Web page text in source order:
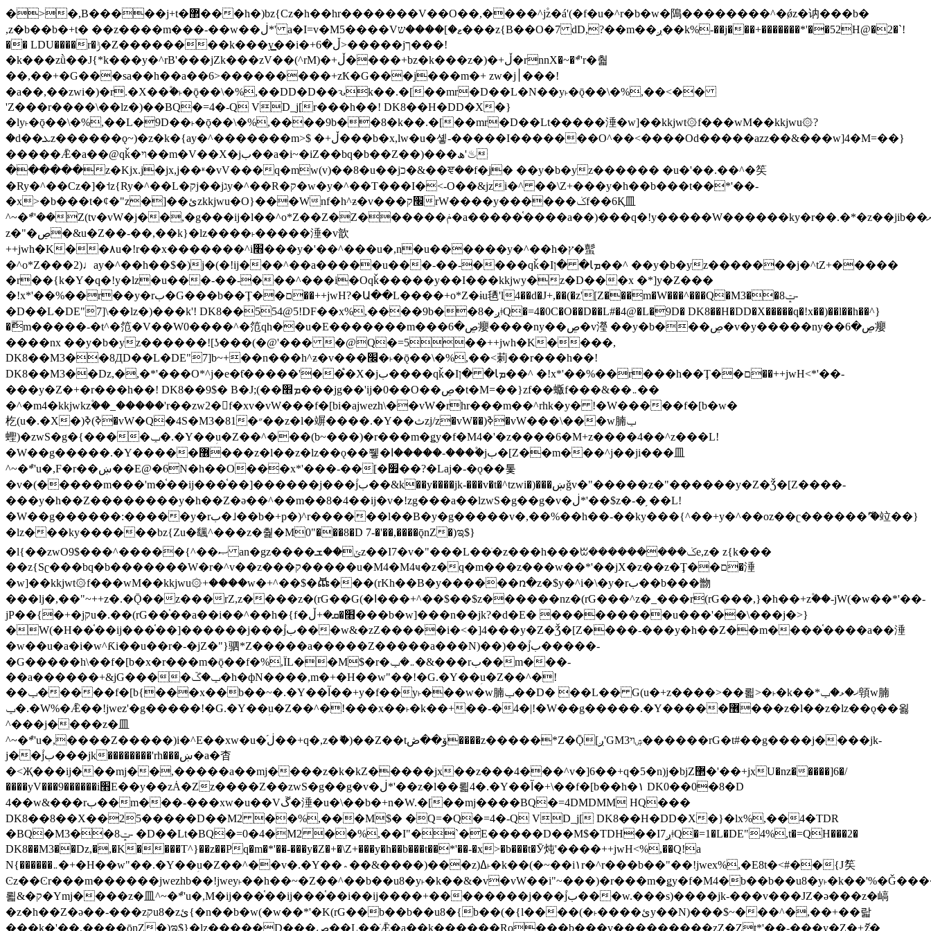
�>�,B�����j+t�޲���h�)bz{Cz�h��hr�������V��O��,����^j۫z�á'(�f�u�^r�b�w�隝��������^�ǿz�讷���b�
,z�b��b�+t� ��z����m���-��w��ڶ*' a�I=v�M5����Vޱ�]����ש���z{B��O�7 dD,?��m��ږ��k%-��j���+�������*'��52H@�2�`!
�� LDU����r�ݱ�Z��������k���y͇��i�+ڵ�6>�����jך���!
�k���zǜ��J{*k���y�^rB'���jZk���zV��(^rM)�+ڵ����+bz�k���z�)�+ڵ�rnnX�~�ܶ*'r�춻
��,��+�G���sa��h��a��6>���������+zҞ�G���j���m�+ zw�j׀���!
�a��,��zwi�)�r.�X��۫�˫�ǭ��\�%,��DD�D��ԅk��.�[��mr�D��L�N��y˫�ǭ��\�%,��<��
'Z���r����\��lz�)��BQ�=4�-Q VD_j[r���h��! DK8��H�DD�X�}
�ly˫�ǭ��\�%,��L�9D��˫�ǭ��\�%,����9b��8�k��.�[��mr�D��Lt�����涶�w]��kkjwt۞f���wM��kkjwu۞?
�d��ܥz������ǫ~)�z�k�{ay�^�������m>$ �+ڵ���b�x,lw�u�솋-�����I�������O^��<����Od�����azz��&���w]4�M=��}
�����Ǣ�a��@qǩ�ױ��m�V��X�jب��a�i~�iZ��bq�b��Z��)���ھ'♨
������z�Kjx.j�jx,j��ʶ�vV���q�mw(v)��8�u��jכ�&��ਞ��f�j� ��y�b�yz������ �u�'��.��^�笶
�Ry�^��Cz�]�˦z{Ry�^��L�קj��jגy�^��R�ק�w�y�^��T���I�<-O��&jzi�^ ��\Z+���y�h��b���t��*'��-
�x>�b���t�¢�"z�]��ئzkkjwu�O}���Wnf�h^ƶ�v���׬קrW����y������ݢf��6Қ⽫
^~�ܶ*'��Z(tv�vW�j��,�g���ij�l��^o*Z��Z�Z������ݥ�a�����֫����a��)���q�!y�����W������ky�r��.�*�z��jib��ނ+-
z�"�ڝ�&u�Z��-��,��k}�lz����˫�����涶�v歆
++jwh�K��٨u�!r��x�������^i׫���y�'��^���u�,n�u������y�^��h�ץ�蟚
�^o*Z���2)♩ay�^��h��$�)j�(�!ij���^��a�����u���-��-����qǩ�Iܡا� �ן��^ ��y�b�yz�������j�^tZ+�����
�r��{k�Y�q�!y�lz�u���-��-���^���i�Oqǩ�����y��I���kkjwy�z�D���x �*]y�Z���
�!x*'��%��r��y�rب�G���b��Ţ��ם��++jwH?�Ա��L����+o*Z�ɨu毢'l4��d�J+,��(�z'[Z���m�W���^���Q�M3��8ݓ-
�D��L�DE"7]\��lz�)���k'! DK8��554@5!DF��x%,����9b��8�ږǂQ�=4�0C�O��D��L#�4@�L�9D� DK8��H�DD�X�����q�!x��)��l��h��^}
�ޮm�����-�t^�笵�V��W0����^�笵qh��u�E�������m���ڝ�6癭����ny��ڝ�v瀅 ��y�b���ڝ�v�y�����ny��ڝ�6癭
����nx ��y�b�yz������![ʖ���(�@'��� �@Q�=5��++jwh�K����,
DK8��M3��8ДD��L�DE"7]b~+��n���h^ƶ�v���׬�˫�ǭ��\�%,��<䓶��r���h��!
DK8��M3��Dz,�,�*'���O*^j�e�ƭ�����'��֩�X�jب����qǩ�Iܡا� �ן��^ �!x*'��%��r���h��Ţ��ם��++jwH<*'��-
���y�Z�+�r���h��! DK8��9$� B�J;(��ܡ׮���jg��'ij�0��O��ڝ�t�M=��}zf��蝂f���&��܅��
�^�m4�kkjwkz۫��_�����'r��zw2�f�xv�vW���f�[bi�ajwezh\��vW�rhr���m��^rhk�y� !�W�����f�[b�w�
杚(u�.�X�)ߢ)ߢ�vW�Q�4S�M3�81�״��z�l�竮����.�Y��ثzj/z�vW��)ߢ�vW���\���w腩ݕ
蟶)�zwS�g�{����ݕ�.�Y��ؚu�Z��^���(b~���)�r���m�ǥy�f�M4�'�z����6�M+z����4��^z���L!
�W��g�����.�Y��؜���޶���z�l��z�lz��ǫ��쮛�ا�����-����۫jب�[Z��m���^j��ji���⽫
^~�ܶ*'u�,F�r��ښ��E@�6N�h��O���x*'���-��[�׿��?�Laj�-�ǫ��톷
�v�(�����m���'m�֫��ij���֫��]������j���۫jب��&k��y����jk-���v�t�^tzwi�)���ښǧv�"�����z�"������y�Z�Ǯ�[Z����-
���y�h��Z��������y�h��Z�ǝ��^��m��8�4��ij�v�!zg���a��lzwS�g��g�v�ڶ*'��$z�-�֥ ��L!
�W��g������:�����y�rب�˩��b�+p�)^r������l��B�y�g�����v�,��%��h��-��ky���{^��+y�^��oz��ʗ������ޮ'�竝��}
�lz���ky������bz{Zu�颻^���z�춽�M0"���8�D 7-�'��,����ǭnZ�)ಇ$}
�l{��zwO9$���^�����{^��ޞ an�gz����ݶ��ܫz��I7�v�"���L��ֹ�z���h���ꔱ���������ݢe,z� z{k���
��z{Sʗ���bq�b��� ����W�r�^v��z���ק�����u�M4�M4ҹ�z�q�m���z���w��*'��jX�z��z�Ţ��ם�涶
�w]��kkjwt۞f���wM��kkjwu۞+����w�+^��$�ꬡ���(rKh��B�y������ռ�z�$y�^i�\�y�rب��b���朆
���lj�,��"~++z�.�Ǭ��z���rZ,z����z�(rG��G(�ا���+^��$��$z������nz�(rG���^z�_���r(rG���,}�h��+z۫��-jW(�w��*'��-
jP��{�+�jקu�.��(rG��֫��a��i��^��h�{f�׫�ܩ�+ڵ���b�w]���n��jk?�d�E� ���������u���'��\���j�>}
�W(�H��֫��ij���֫��]������j���۫jب���w&�zZ�����i�<�]4���y�Z�Ǯ�[Z����-���y�h��Z��m����֫����a��涶
�w��u�a�i�w^Ƙi��u��r�-�jZ�"}驷*Z�����a�����Z�����a���N)��)��۫jب�����-
�G�����h\��f�[b�x�r���m�ǭ��f�%,ÏL��M$�r�܅�ݕ�&���rب��m���-
��a������+&jG����ݕ�ڱ�h�фN����,m�+�H��w"��!�G.�Y��ؚu�Z��^�!
��ݕ�����f�[b{���x��b��~�.�Y��آ��+y�f��y˫���w�w腩ݕ��D� ��L�� G(u�+z����>��뢻>�˫�k��*ޚ�ޅ�ݕ顊w腩
ݕ�.�W%�Ǣ��!jwez'�g�����!�G.�Y��ؚu�Z��^�!���x��˫�k��+��-�4�|!�W��g�����.�Y��؜���޶���z�l��z�lz��ǫ��욇
^���j����z�⽫
^~�ܶ*'u�,����Z�����)i�^E��xw�u�ڶ֜��+q�,z�ޮ�)��Z��tۆ��ڞ����z�����*Z�Ǭ[ږ'GM3ۺױ������rG�t#��g����j����jk-
j��۫jب���jk��������'rh���ښ�a�杳
�<Җ���ij���mj��,�����a��mj����z�k�kZ�����jx��z���4���^v�]6��+q�5�n)j�bjZ޲�'��+jxU�nz�����]6�/
����yV���9������i׫E��y��zȦ�Zz����Z��zwS�g��g�v�ڶ*'��z�l��뢻4�.�Y��آ�+\��f�[b��h�١ DK0��0�8�D
4��w&���rب��m���-���xw�u��Vڱ�涶�u�\��b�+n�W.�[��mj����BQ�=4DMDMM HQ���
DK8��8��X��25�����D��M2 ��%,���M$� �Q=�Q�=4�-Q VD_j[ DK8��H�DD�X�}�lx%,��4�TDR
�BQ�M3��8ݓ- �D��Lt�BQ�=0�4�M2 ��%,��I"�`�E�����D��M$�TDH��I7ږǂQ�=1�L�DE"4%,t�=QH���2�
DK8��M3��Dz,�,�K����T^}��z��Pq�m�*'��-���y�Z�+�\Z+���y�h��b���t��*'��-�x>�b���t�Ӯ炖'����++jwH<%,��Q!a
N{������܅�+�H��w"��.�Y��ؚu�Z��^��v�.�Y��؞��&����)���z)ߡ˫�k��(�~��i١r�^r���b��"��!jwex%,�E8t�<#��{Jު笶
뢻&�ק�Ymj����z�⽫^~�ܶ*'u�,M�ij���֫��ij���֫��i��ij����+��������j���۫jب���w.���s)����jk-���v���JZ�ǝ���z�嵪
�z�h��Z�ǝ��-���zקu8�zئ{�n��b�w(�w��*'�K(rG��b��b��u8�{b��(�{l����(�˫����ئy��N)���$~���^�,��+��랇
���k�'��,����ǭnZ�)ಇ$}�lz�����D���ڝ��L��ֹǢ�a��k������Rǫ���b���v���������zZ�Zt*'��-���y�Z�+ޮz�